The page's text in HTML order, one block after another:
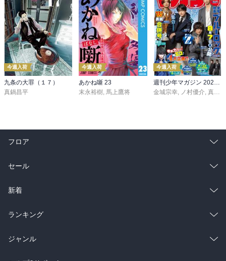
今週入荷
九条の大罪（１７）
真鍋昌平
今週入荷
あかね噺 23
末永裕樹, 馬上鷹将
今週入荷
週刊少年マガジン 2026年36・37号[2026年8月5日発売]
金城宗幸, ノ村優介, 真島ヒロ
フロア
総合
ラノベ
雑誌・グラビア
BL・TL
セール
総合
ラノベ
雑誌・グラビア
BL・TL
新着
総合
ラノベ
ランキング
総合
ジャンル